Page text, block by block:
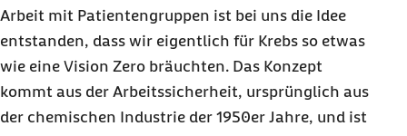
Arbeit mit Patientengruppen ist bei uns die Idee
entstanden, dass wir eigentlich für Krebs so etwas
wie eine Vision Zero bräuchten. Das Konzept
kommt aus der Arbeitssicherheit, ursprünglich aus
der chemischen Industrie der 1950er Jahre, und ist